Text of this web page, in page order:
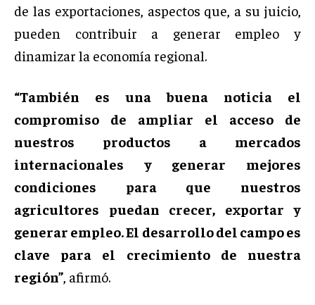
de las exportaciones, aspectos que, a su juicio,
pueden contribuir a generar empleo y
dinamizar la economía regional.
“También es una buena noticia el
compromiso de ampliar el acceso de
nuestros productos a mercados
internacionales y generar mejores
condiciones para que nuestros
agricultores puedan crecer, exportar y
generar empleo. El desarrollo del campo es
clave para el crecimiento de nuestra
región” , afirmó.